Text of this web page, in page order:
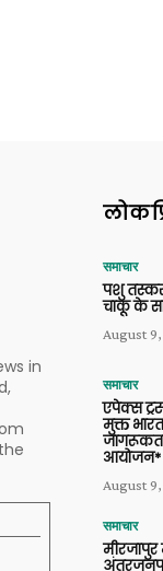
in
समाचार
पशु
चाकू के
August
समाचार
एपेक्स
मुक्त
आयोजन*
August
समाचार